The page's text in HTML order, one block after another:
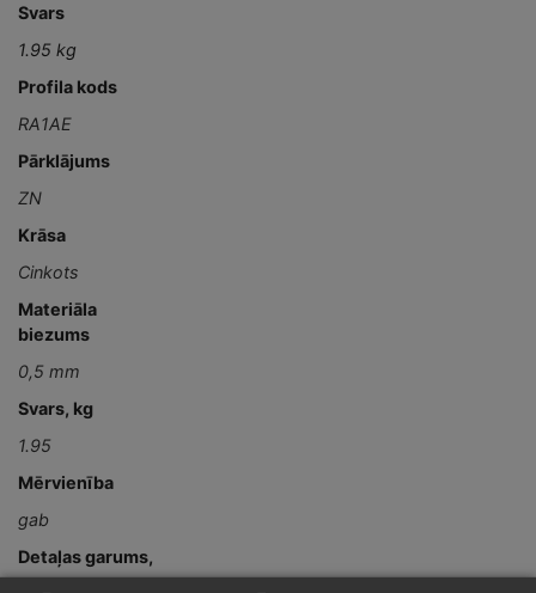
Svars
1.95 kg
Profila kods
RA1AE
Pārklājums
ZN
Krāsa
Cinkots
Materiāla
biezums
0,5 mm
Svars, kg
1.95
Mērvienība
gab
Detaļas garums,
mm